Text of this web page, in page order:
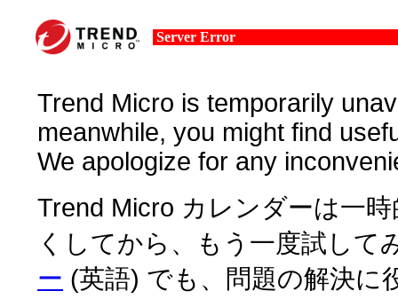
Server Error
Trend Micro is temporarily
meanwhile, you might find
We apologize for any
Trend Micro カレンダーは一
くしてから、もう一度試して
ー (英語) でも、問題の解決に